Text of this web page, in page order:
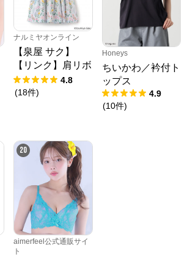
ナルミヤオンライン
【泉屋 サク】
【リンク】肩リボ
ンフラワーキャッ
トワンピース
4.8
(18件)
Honeys
ちいかわ／衿付ト
ップス
4.9
(10件)
20
aimerfeel公式通販サイ
ト